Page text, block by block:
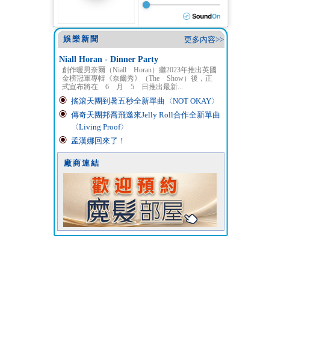
更多內容>>
娛樂新聞
Niall Horan - Dinner Party
創作暖男奈爾（Niall Horan）繼2023年推出英國
金榜冠軍專輯《奈爾秀》（The Show）後，正
式宣布將在 6 月 5 日推出最新...
搖滾天團到暑五秒全新單曲〈NOT OKAY〉
傳奇天團邦喬飛邀來Jelly Roll合作全新單曲
〈Living Proof〉
孟漢娜回來了！
廠商連結